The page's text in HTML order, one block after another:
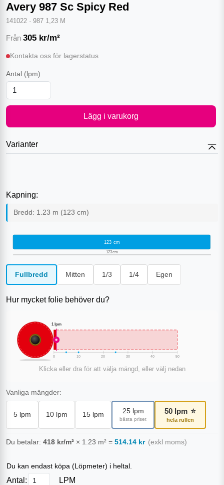
Avery 987 Sc Spicy Red
141022 · 987 1,23 M
Från 305 kr/m²
Kontakta oss för lagerstatus
Antal (lpm)
Lägg i varukorg
Varianter
Kapning:
Bredd: 1.23 m (123 cm)
123 cm
123cm
Fullbredd Mitten 1/3 1/4 Egen
Hur mycket folie behöver du?
1 lpm
0 10 20 30 40 50
Klicka eller dra för att välja mängd, eller välj nedan
Vanliga mängder:
5 lpm 10 lpm 15 lpm 25lpm
bästa priset
50 lpm ⭐
hela rullen
Du betalar: 418 kr/m² × 1.23 m² = 514.14 kr (exkl moms)
Du kan endast köpa (Löpmeter) i heltal.
Antal: LPM